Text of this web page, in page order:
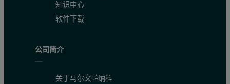
知识中心
软件下载
公司简介
关于马尔文帕纳科